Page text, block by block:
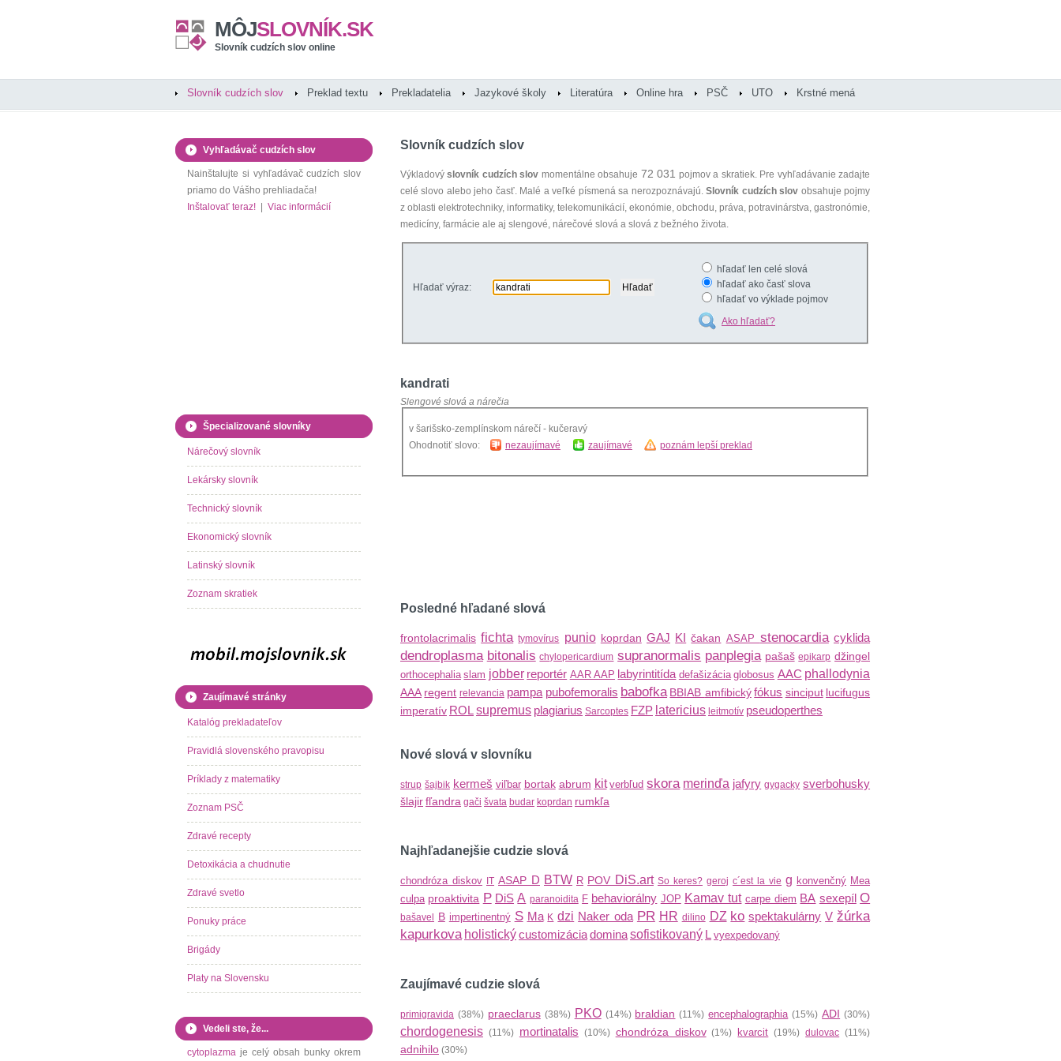
MÔJSLOVNÍK.SK
Slovník cudzích slov online
Slovník cudzích slov Preklad textu Prekladatelia Jazykové školy Literatúra Online hra PSČ UTO Krstné mená
Slovník cudzích slov
Výkladovýslovník cudzích slov momentálne obsahuje 72 031 pojmov a skratiek. Pre vyhľadávanie zadajte
celé slovo alebo jeho časť. Malé a veľké písmená sa nerozpoznávajú.Slovník cudzích slov obsahuje pojmy
z oblasti elektrotechniky, informatiky, telekomunikácií, ekonómie, obchodu, práva, potravinárstva, gastronómie,
medicíny, farmácie ale aj slengové, nárečové slová a slová z bežného života.
Hľadať výraz:
hľadať len celé slová
hľadať ako časť slova
hľadať vo výklade pojmov
Ako hľadať?
kandrati
Slengové slová a nárečia
v šarišsko-zemplínskom nárečí - kučeravý
Ohodnotiť slovo:
nezaujímavé zaujímavé poznám lepší preklad
Posledné hľadané slová
frontolacrimalis fichta tymovírus punio koprdan GAJ KI čakan ASAP stenocardia cyklida
dendroplasma bitonalis chylopericardium supranormalis panplegia pašaš epikarp džingel
orthocephalia slam jobber reportér AARAAP labyrintitída defašizácia globosus AAC phallodynia
AAA regent relevancia pampa pubofemoralis babofka BBIAB amfibický fókus sinciput lucifugus
imperatív ROL supremus plagiarius Sarcoptes FZP latericius leitmotív pseudoperthes
Nové slová v slovníku
strup šajbik kermeš viľbar bortak abrum kit verbľud skora merinďa jafyry gygacky sverbohusky
šlajirfľandra gači švata budar koprdan rumkľa
Najhľadanejšie cudzie slová
chondróza diskov IT ASAP D BTW R POV DiS.art So keres? geroj c´est la vie g konvenčný Mea
culpa proaktivita P DiS A paranoidita F behaviorálny JOP Kamav tut carpe diem BA sexepíl O
bašavel B impertinentný S Ma K dzi Naker oda PR HR dilino DZ ko spektakulárny V žúrka
kapurkova holistickýcustomizáciadominasofistikovaný L vyexpedovaný
Zaujímavé cudzie slová
primigravida (38%) praeclarus(38%) PKO(14%) braldian (11%)encephalographia(15%)ADI (30%)
chordogenesis (11%) mortinatalis (10%) chondróza diskov(1%) kvarcit (19%)dulovac (11%)
adnihilo (30%)
Vyhľadávač cudzích slov
Nainštalujte si vyhľadávač cudzích slov
priamo do Vášho prehliadača!
Inštalovať teraz!
Viac informácií
Špecializované slovníky
Nárečový slovník
Lekársky slovník
Technický slovník
Ekonomický slovník
Latinský slovník
Zoznam skratiek
Zaujímavé stránky
Katalóg prekladateľov
Pravidlá slovenského pravopisu
Príklady z matematiky
Zoznam PSČ
Zdravé recepty
Detoxikácia a chudnutie
Zdravé svetlo
Ponuky práce
Brigády
Platy na Slovensku
Vedeli ste, že...
cytoplazma je celý obsah bunky okrem